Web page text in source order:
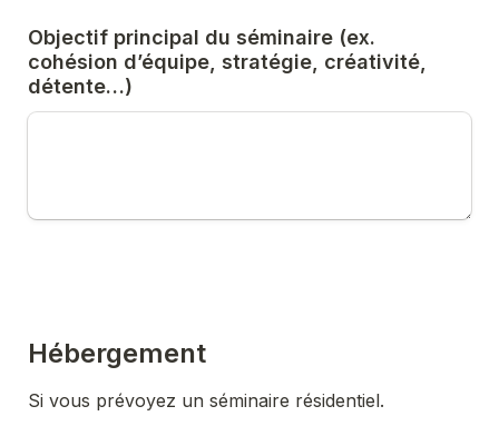
Objectif principal du séminaire (ex.
cohésion d’équipe, stratégie, créativité,
Hébergement